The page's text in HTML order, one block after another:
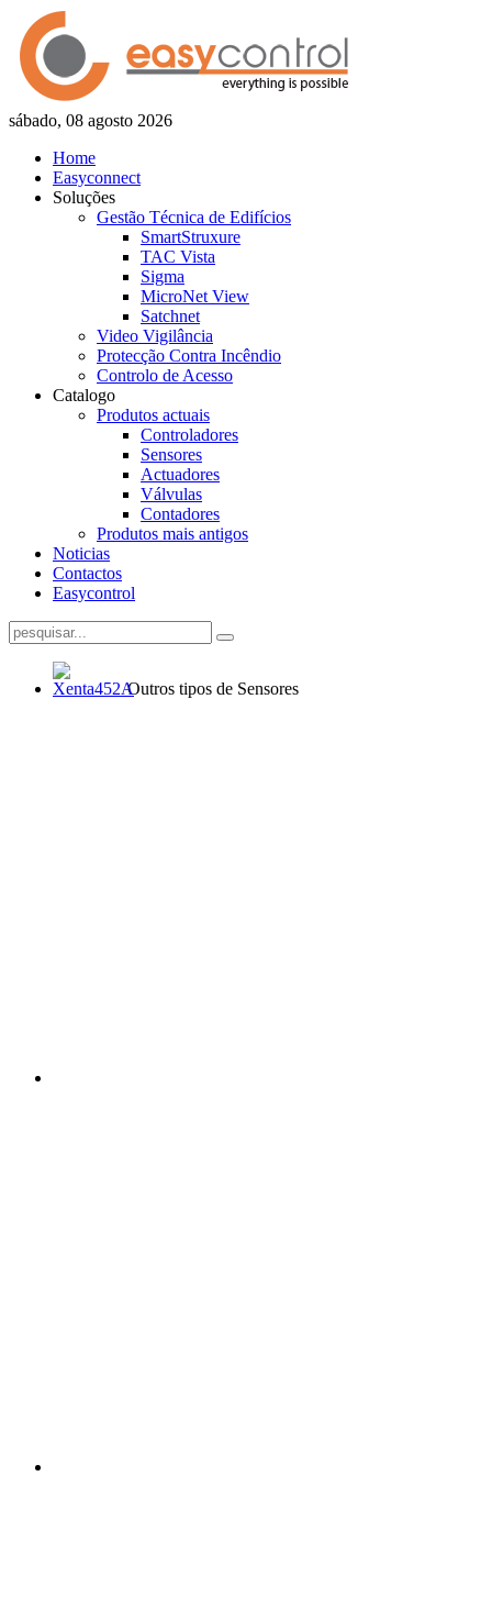
sábado, 08 agosto 2026
Home
Easyconnect
Soluções
Gestão Técnica de Edifícios
SmartStruxure
TAC Vista
Sigma
MicroNet View
Satchnet
Video Vigilância
Protecção Contra Incêndio
Controlo de Acesso
Catalogo
Produtos actuais
Controladores
Sensores
Actuadores
Válvulas
Contadores
Produtos mais antigos
Noticias
Contactos
Easycontrol
Outros tipos de Sensores